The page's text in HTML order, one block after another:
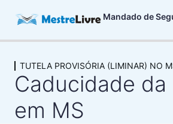
CARACTERÍSTICAS
3 aulas
DIREITO LÍQUIDO E
6 aulas
TUTELA PROVISÓRIA (LIMINAR) NO
Caducidade da
em MS